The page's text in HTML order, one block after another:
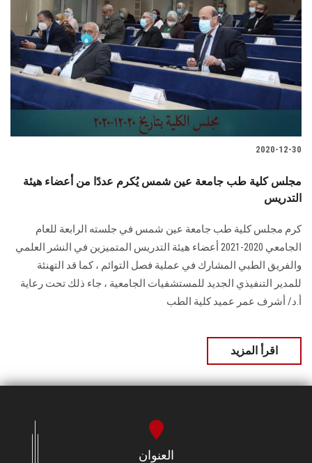
هيئة التدريس
الدراسات العليا
سجل الان
2020-12-30
مجلس كلية طب جامعة عين شمس يُكرم عددًا من أعضاء هيئة
التدريس
كرم مجلس كلية طب جامعة عين شمس في جلسته الرابعة للعام
الجامعي 2020-2021 أعضاء هيئة التدريس المتميزين في النشر العلمي
والفريق الطبي المشارك في عملية فصل التوائم ، كما قد التهنئة
للمدير التنفيذي الجديد للمستشفيات الجامعية ، جاء ذلك تحت رعاية
أ.د/ أشرف عمر عميد كلية الطب
اقرأ المزيد
العنوان